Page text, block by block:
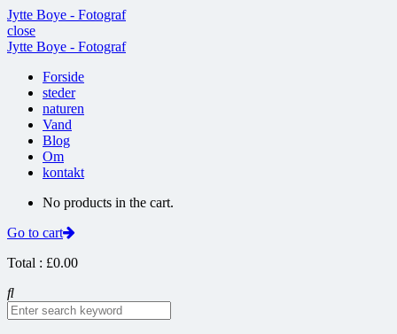
Jytte Boye - Fotograf
close
Jytte Boye - Fotograf
Forside
steder
naturen
Vand
Blog
Om
kontakt
No products in the cart.
Go to cart
Total : £0.00